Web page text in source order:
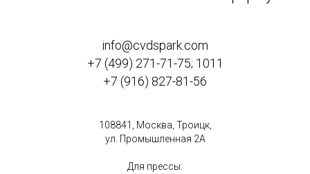
info@cvdspark.com
+7 (499) 271-71-75; 1011
+7 (916) 827-81-56
108841, Москва, Троицк,
ул. Промышленная 2А
Для прессы: